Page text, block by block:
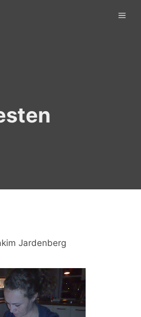
Jardenberg